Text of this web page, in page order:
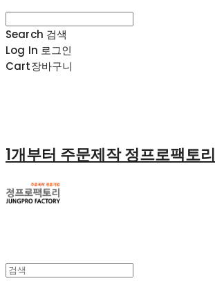
Search 검색
Log In 로그인
Cart장바구니
1개부터 주문제작 정프로팩토리